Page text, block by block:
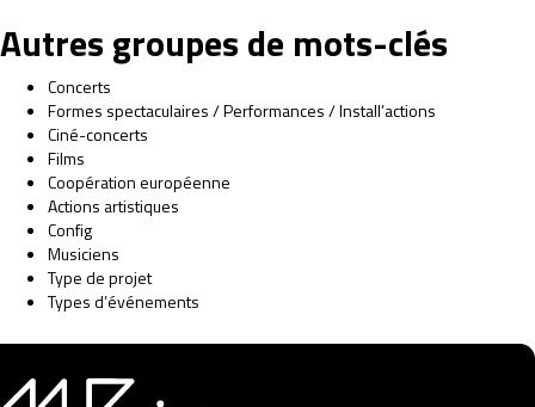
Autres groupes de mots-clés
Concerts
Formes spectaculaires / Performances / Install’actions
Ciné-concerts
Films
Coopération européenne
Actions artistiques
Config
Musiciens
Type de projet
Types d’événements